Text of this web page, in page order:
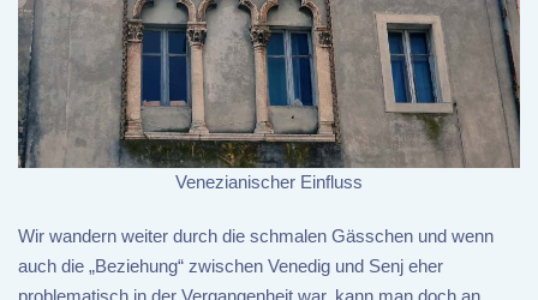
Venezianischer Einfluss
Wir wandern weiter durch die schmalen Gässchen und wenn
auch die „Beziehung“ zwischen Venedig und Senj eher